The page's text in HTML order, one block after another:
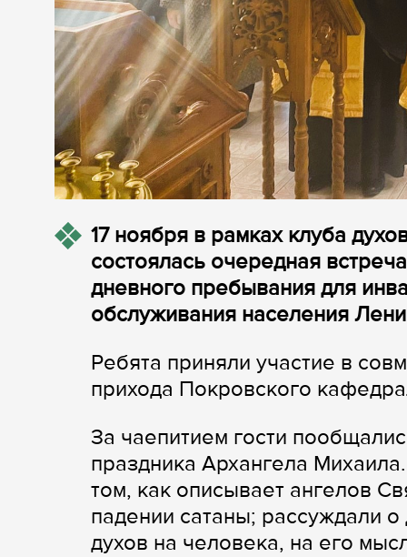
17 ноября в рамках клуба
состоялась очередная
дневного пребывания для
обслуживания населения
Ребята приняли участие в
прихода Покровского
За чаепитием гости
праздника Архангела
том, как описывает ангелов
падении сатаны; рассуждали
духов на человека, на его